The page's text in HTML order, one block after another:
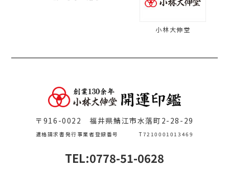
小林大伸堂
〒916-0022 福井県鯖江市水落町2-28-29
適格請求書発行事業者登録番号 T7210001013469
TEL:0778-51-0628